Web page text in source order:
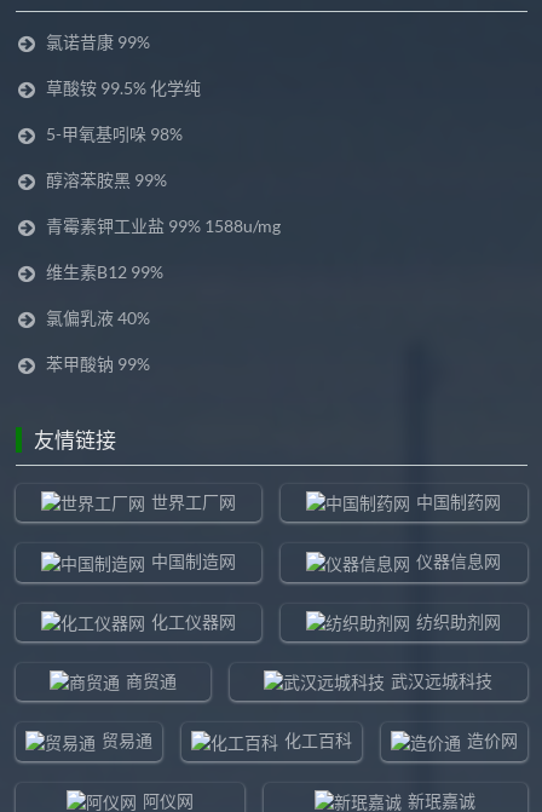
氯诺昔康 99%
草酸铵 99.5% 化学纯
5-甲氧基吲哚 98%
醇溶苯胺黑 99%
青霉素钾工业盐 99% 1588u/mg
维生素B12 99%
氯偏乳液 40%
苯甲酸钠 99%
友情链接
世界工厂网 中国制药网
中国制造网 仪器信息网
化工仪器网 纺织助剂网
商贸通 武汉远城科技
贸易通 化工百科 造价网
阿仪网 新珉嘉诚